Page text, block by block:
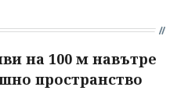
на 100 м навътре
пространство